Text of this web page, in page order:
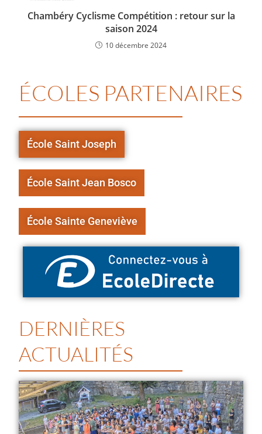
Chambéry Cyclisme Compétition : retour sur la
saison 2024
10 décembre 2024
ÉCOLES PARTENAIRES
École Saint Joseph
École Saint Jean Bosco
École Sainte Geneviève
DERNIÈRES
ACTUALITÉS